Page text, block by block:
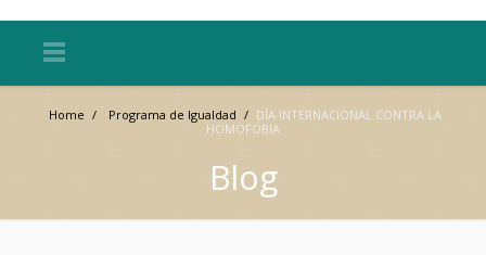
Home / Programa de Igualdad / DÍA INTERNACIONAL CONTRA LA
HOMOFOBIA
Blog